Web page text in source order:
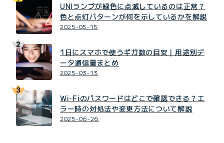
UNIランプが緑色に点滅しているのは正常？
色と点灯パターンが何を示しているかを解説
2025-05-15
1日にスマホで使うギガ数の目安｜用途別デ
ータ通信量まとめ
2025-03-13
Wi-Fiのパスワードはどこで確認できる？エ
ラー時の対処法や変更方法について解説
2025-06-26